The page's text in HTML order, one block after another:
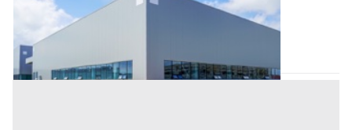
Rubano (Padova)
Codice asta:
Asta chiusa